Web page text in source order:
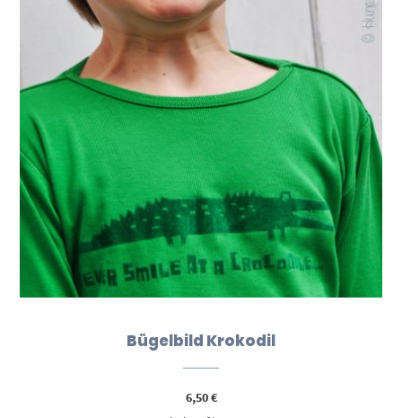
Bügelbild Krokodil
6,50€